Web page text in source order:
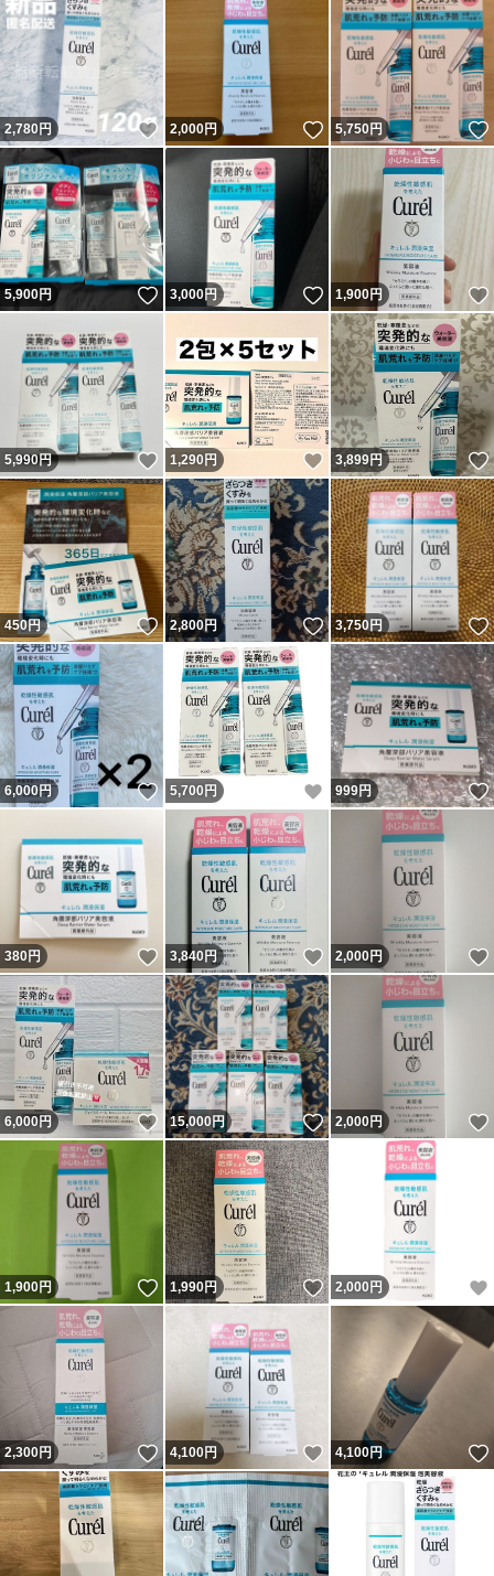
2,780円 いいね！
2,000円 いいね！
5,750円
5,900円 いいね！
3,000円 いいね！
1,900円
5,990円 いいね！
1,290円 いいね！
3,899円
450円 いいね！
2,800円 いいね！
3,750円
6,000円 いいね！
5,700 円 いいね！
999円
380円 いいね！
3,840 円 いいね！
2,000円
6,000円 いいね！
15,000円 いいね！
2,000円
1,900円 いいね！
1,990円 いいね！
2,000 円
2,300円 いいね！
4,100円 いいね！
4,100円